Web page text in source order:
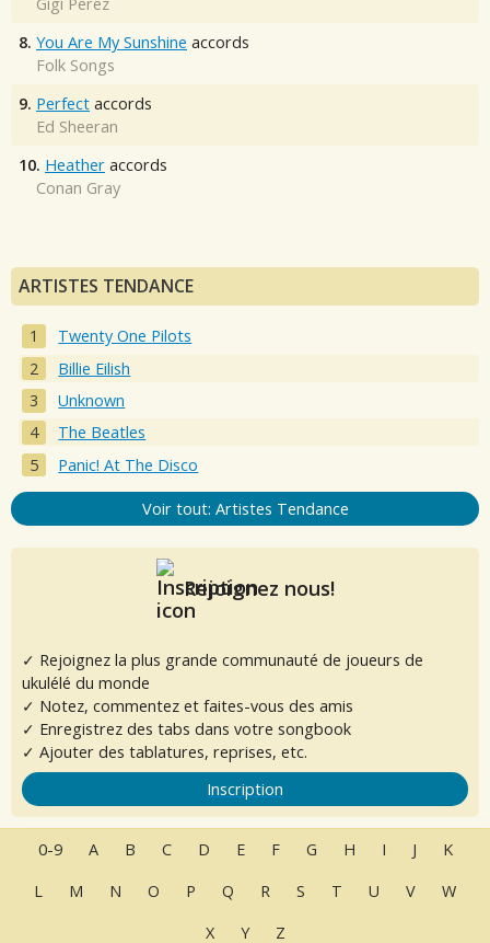
Gigi Perez
8. You Are My Sunshine accords
Folk Songs
9. Perfect accords
Ed Sheeran
10. Heather accords
Conan Gray
ARTISTES TENDANCE
Twenty One Pilots
Billie Eilish
Unknown
The Beatles
Panic! At The Disco
Voir tout: Artistes Tendance
Rejoignez nous!
✓ Rejoignez la plus grande communauté de joueurs de
ukulélé du monde
✓ Notez, commentez et faites-vous des amis
✓ Enregistrez des tabs dans votre songbook
✓ Ajouter des tablatures, reprises, etc.
Inscription
0-9 A B C D E F G H I J
K
L
M N O P Q R S T U V
W
X
Y Z